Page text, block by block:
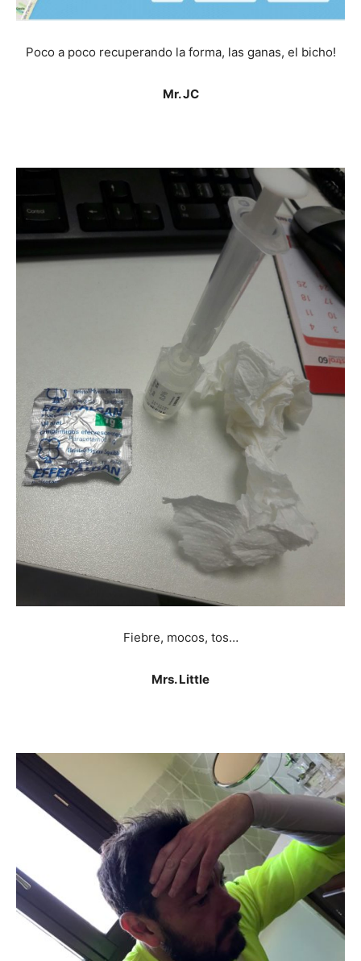
Poco a poco recuperando la forma, las ganas, el bicho!
Mr. JC
Fiebre, mocos, tos…
Mrs. Little